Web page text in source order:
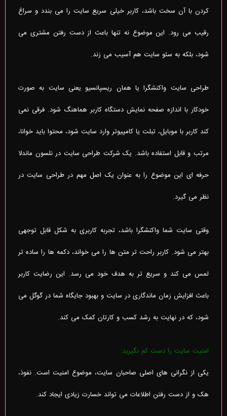
کردن با آن سخت باشد، کاربر خیلی سریع سایت را می بندد و سراغ
رقیب می رود. این موضوع نه تنها باعث از دست رفتن مشتری می
شود، بلکه به سئو سایت هم آسیب می زند.
طراحی سایت واکنشگرا یا همان ریسپانسیو یعنی سایت به صورت
خودکار با اندازه صفحه نمایش دستگاه کاربر هماهنگ شود. فرقی نمی
کند کاربر با موبایل، تبلت یا کامپیوتر وارد سایت شود، محتوا باید خوانا،
مرتب و قابل استفاده باشد. یک شرکت طراحی سایت در نلسون ماندلا
حرفه ای این موضوع را به عنوان یک اصل مهم در طراحی سایت در
نظر می گیرد.
وقتی سایت شما واکنشگرا باشد، تجربه کاربری به شکل قابل توجهی
بهتر می شود. کاربر راحت تر متن ها را می خواند، دکمه ها را ساده تر
لمس می کند و سریع تر به هدف خود می رسد. این رضایت کاربر
باعث افزایش زمان ماندگاری در سایت و بهبود جایگاه شما در گوگل می
شود، که در نهایت به رشد کسب و کارتان کمک می کند.
امنیت سایت را دست کم نگیرید:
یکی از نگرانی های اصلی صاحبان سایت، موضوع امنیت است. نفوذ،
هک و از دست رفتن اطلاعات می تواند خسارت زیادی ایجاد کند.